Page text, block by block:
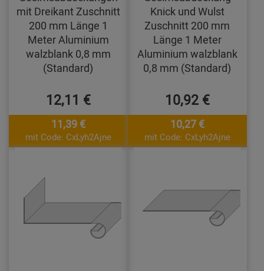
mit Dreikant Zuschnitt
200 mm Länge 1
Meter Aluminium
walzblank 0,8 mm
(Standard)
12,11 €
11,39 €
mit Code: CxLyh2Ajne
Knick und Wulst
Zuschnitt 200 mm
Länge 1 Meter
Aluminium walzblank
0,8 mm (Standard)
10,92 €
10,27 €
mit Code: CxLyh2Ajne